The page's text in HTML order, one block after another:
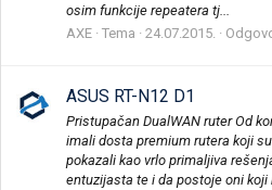
osim funkcije repeatera tj...
AXE Tema 24.07.2015.
ASUS RT-N12 D1
Pristupačan DualWAN ruter Od
imali dosta premium rutera koji
pokazali kao vrlo primaljiva
entuzijasta te i da postoje oni